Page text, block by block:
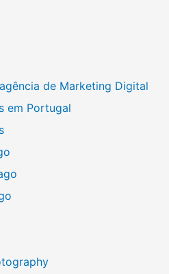
de Marketing Digital
em Portugal